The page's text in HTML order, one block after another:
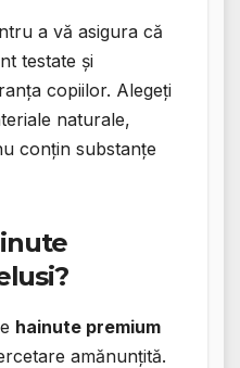
a vă asigura că
testate și
copiilor. Alegeți
naturale,
conțin substanțe
?
hainute premium
amănunțită.